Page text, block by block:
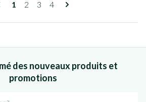
Vous lisez actuellement la page
1 Page
2 Page
3 Page
4
des nouveaux produits et
promotions